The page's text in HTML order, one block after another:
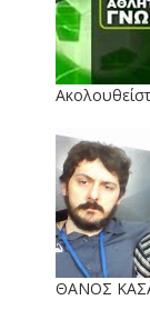
ΘΑΝΟΣ